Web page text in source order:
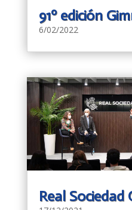
91º edición
6/02/2022
Real Sociedad